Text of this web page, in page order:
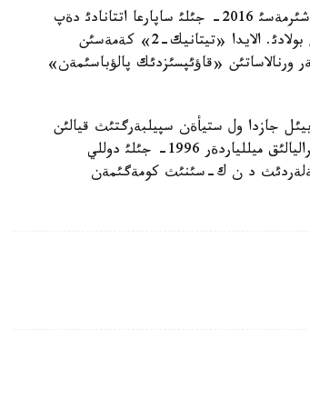
«روس بالت» حابارلاعانداي، قاسئرةت اكةلگةن كةمةنئث ءدال كوشئرمةسئ 2016- جئلئ ساپارعا اتتانادئ دةپ
جوسپارلانئپ وتئر. سئرتقئ ءتذرئ مةن ينتةرةرئ ءتذپنذسقاعا ذقسايتئن بولادئ. الايدا «تيتانيك-2» كةمةسئن
ورنالاساتئن «قاؤئپسئزدئك پالؤباسئمةن»
جازدا ول ستيأةن سپيلبةرگتئث قيالئن
ئسكة اسئرماق بولئپ، يؤرا كةزةثئنئث باعئن سالؤدئ قولعا الدئ. اأستراليالئق ميللياردةر 1996- جئلئ دوللي
د ن ك-سئنئث كومةگئمةن